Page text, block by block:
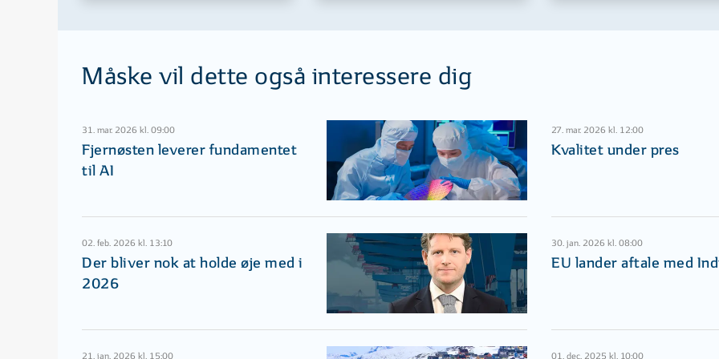
Måske vil dette også interessere dig
31. mar. 2026 kl. 09:00
Fjernøsten leverer fundamentet
til AI
27. mar. 2026 kl. 12:00
Kvalitet under pres
02. feb. 2026 kl. 13:10
Der bliver nok at holde øje med i
2026
30. jan. 2026 kl. 08:00
EU lander aftale med
21. jan. 2026 kl. 15:00 01. dec. 2025 kl. 10:00